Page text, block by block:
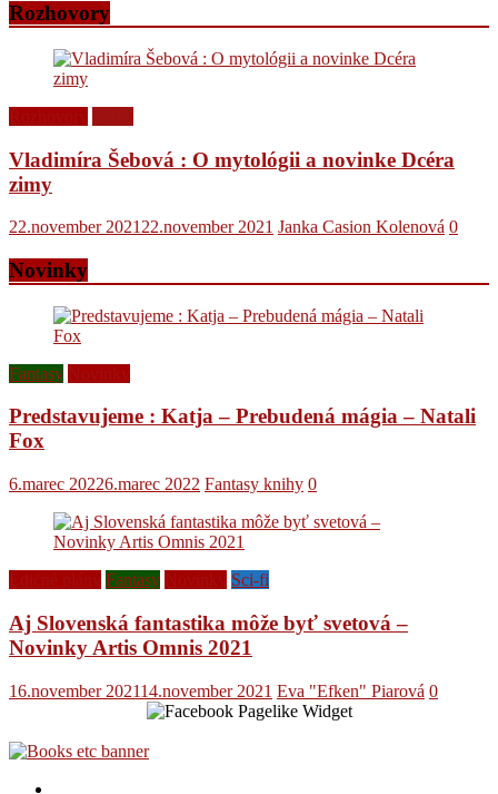
Rozhovory
Vladimíra Šebová : O mytológii a novinke Dcéra
zimy
22.november 2021 22.november 2021 Janka Casion Kolenová 0
Novinky
Fantasy
Predstavujeme : Katja – Prebudená mágia – Natali
Fox
6.marec 20226.marec 2022 Fantasy knihy 0
Fantasy Sci-fi
Aj Slovenská fantastika môže byť svetová –
Novinky Artis Omnis 2021
16.november 202114.november 2021 Eva "Efken" Piarová 0